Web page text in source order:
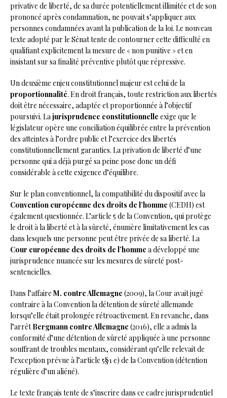
privative de liberté, de sa durée potentiellement illimitée et de son
prononcé après condamnation, ne pouvait s’appliquer aux
personnes condamnées avant la publication de la loi. Le nouveau
texte adopté par le Sénat tente de contourner cette difficulté en
qualifiant explicitement la mesure de « non punitive » et en
insistant sur sa finalité préventive plutôt que répressive.
Un deuxième enjeu constitutionnel majeur est celui de la
proportionnalité. En droit français, toute restriction aux libertés
doit être nécessaire, adaptée et proportionnée à l’objectif
poursuivi. La jurisprudence constitutionnelle exige que le
législateur opère une conciliation équilibrée entre la prévention
des atteintes à l’ordre public et l’exercice des libertés
constitutionnellement garanties. La privation de liberté d’une
personne qui a déjà purgé sa peine pose donc un défi
considérable à cette exigence d’équilibre.
Sur le plan conventionnel, la compatibilité du dispositif avec la
Convention européenne des droits de l’homme (CEDH) est
également questionnée. L’article 5 de la Convention, qui protège
le droit à la liberté et à la sûreté, énumère limitativement les cas
dans lesquels une personne peut être privée de sa liberté. La
Cour européenne des droits de l’homme a développé une
jurisprudence nuancée sur les mesures de sûreté post-
sentencielles.
Dans l’affaire M. contre Allemagne (2009), la Cour avait jugé
contraire à la Convention la détention de sûreté allemande
lorsqu’elle était prolongée rétroactivement. En revanche, dans
l’arrêtBergmann contre Allemagne (2016), elle a admis la
conformité d’une détention de sûreté appliquée à une personne
souffrant de troubles mentaux, considérant qu’elle relevait de
l’exception prévue à l’article 5§1 e) de la Convention (détention
régulière d’un aliéné).
Le texte français tente de s’inscrire dans ce cadre jurisprudentiel